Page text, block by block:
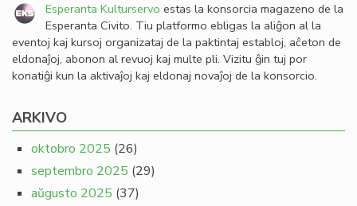
Esperanta Kulturservo estas la konsorcia magazeno de la
Esperanta Civito. Tiu platformo ebligas la aliĝon al la
eventoj kaj kursoj organizataj de la paktintaj establoj, aĉeton de
eldonaĵoj, abonon al revuoj kaj multe pli. Vizitu ĝin tuj por
konatiĝi kun la aktivaĵoj kaj eldonaj novaĵoj de la konsorcio.
ARKIVO
oktobro 2025 (26)
septembro 2025 (29)
aŭgusto 2025 (37)